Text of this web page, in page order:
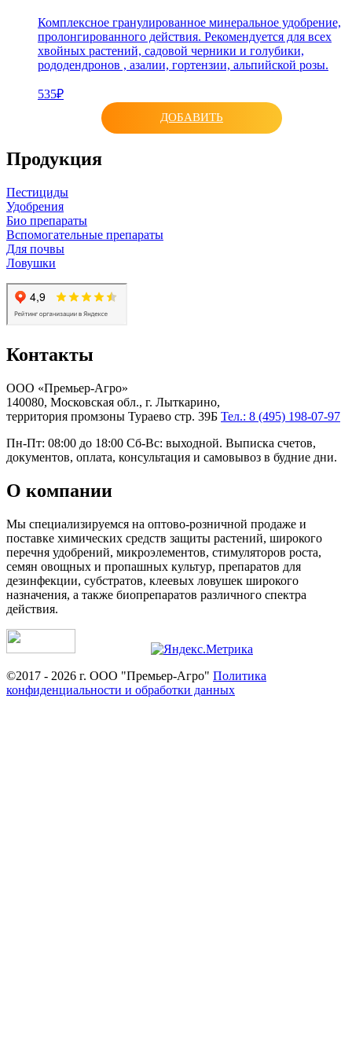
Комплексное гранулированное минеральное удобрение,
пролонгированного действия. Рекомендуется для всех
хвойных растений, садовой черники и голубики,
рододендронов , азалии, гортензии, альпийской розы.
535₽
ДОБАВИТЬ
Продукция
Пестициды
Удобрения
Био препараты
Вспомогательные препараты
Для почвы
Ловушки
Контакты
ООО «Премьер-Агро»
140080, Московская обл., г. Лыткарино,
территория промзоны Тураево стр. 39Б Тел.: 8 (495) 198-07-97
Пн-Пт: 08:00 до 18:00 Сб-Вс: выходной. Выписка счетов,
документов, оплата, консультация и самовывоз в будние дни.
О компании
Мы специализируемся на оптово-розничной продаже и
поставке химических средств защиты растений, широкого
перечня удобрений, микроэлементов, стимуляторов роста,
семян овощных и пропашных культур, препаратов для
дезинфекции, субстратов, клеевых ловушек широкого
назначения, а также биопрепаратов различного спектра
действия.
©2017 - 2026 г. ООО "Премьер-Агро" Политика
конфиденциальности и обработки данных